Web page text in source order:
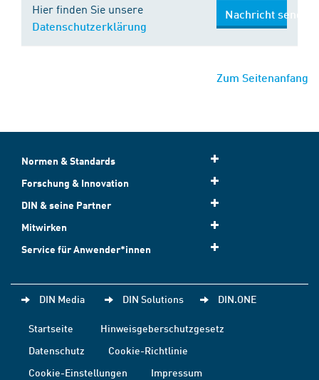
Hier finden Sie unsere
Datenschutzerklärung
Nachricht senden
Zum Seitenanfang
Normen & Standards
Forschung & Innovation
DIN & seine Partner
Mitwirken
Service für Anwender*innen
DIN Media DIN Solutions DIN.ONE
Startseite
Hinweisgeberschutzgesetz
Datenschutz
Cookie-Richtlinie
Cookie-Einstellungen
Impressum